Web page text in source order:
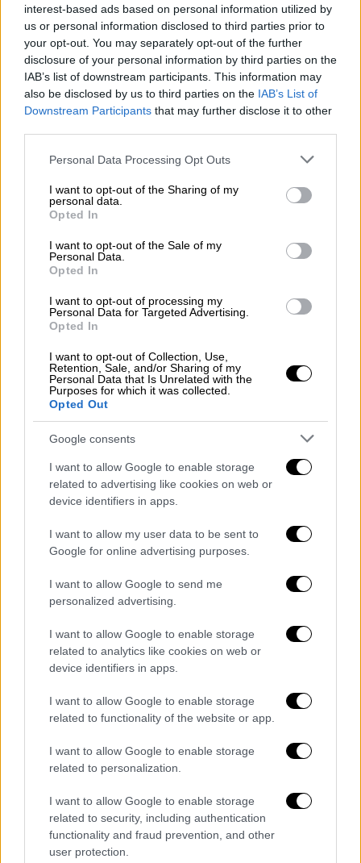
interest-based ads based on personal information utilized by
us or personal information disclosed to third parties prior to
your opt-out. You may separately opt-out of the further
disclosure of your personal information by third parties on the
IAB’s list of downstream participants. This information may
also be disclosed by us to third parties on the IAB’s List of
Downstream Participants that may further disclose it to other
Please note that this website/app uses one or more Google
not limited to your visit or usage behaviour. You may click to
grant or deny consent to Google and its third-party tags to
use your data for below specified purposes in below Google
consent section.
Personal Data Processing Opt Outs
I want to opt-out of the Sharing of my
personal data.
Opted In
I want to opt-out of the Sale of my
Personal Data.
Opted In
I want to opt-out of processing my
Personal Data for Targeted Advertising.
Opted In
I want to opt-out of Collection, Use,
Retention, Sale, and/or Sharing of my
Personal Data that Is Unrelated with the
Purposes for which it was collected.
Opted Out
Google consents
I want to allow Google to enable storage
related to advertising like cookies on web or
device identifiers in apps.
I want to allow my user data to be sent to
Google for online advertising purposes.
I want to allow Google to send me
personalized advertising.
I want to allow Google to enable storage
related to analytics like cookies on web or
device identifiers in apps.
I want to allow Google to enable storage
related to functionality of the website or app.
I want to allow Google to enable storage
related to personalization.
I want to allow Google to enable storage
related to security, including authentication
functionality and fraud prevention, and other
user protection.
Σύμφωνα με την ΕΛΑΣ τα διαβατήρια
εντόπισεαργά το βράδυ της Παρασκευής
εργαζόμενοςστην καθαριότητα του Δήμου
Αθηναίων και στην συνέχεια ειδοποίησε την
Άμεση Δράση.
ΔΙΑΒΑΣΤΕ ΕΠΙΣΗΣ
Ελλάδα|03.06.2023 20:31
Προφυλακίστηκαν οι
για διακίνηση μεταναστών στον Έβρο
- Απολογούνταν πάνω από 9 ώρες
Συνολικά βρέθηκαν80 από τα 81
που είχαν κλαπεί.
Υπενθυμίζεται ότι έχει συλληφθεί για την
υπόθεση ένας54χρονος
αλλοδαπός, που
ήταν αυτός που αφαίρεσε τις δύο τσάντες
με τα διαβατήρια, ενώ όπως προέκυψε από
την έρευνα στην συνέχεια
σε κατάστημα στον Άγιο
Παντελεήμονα.
Συνεχίζονται από το Τμήμα Δίωξης
Εγκλημάτων κατά Ιδιοκτησίας της
για τον εντοπισμό των άλλων δύο
αλλοδαπών.
ΟΛΕΣ ΟΙ ΕΙΔΗΣΕΙΣ
Ενωτικός εμφανίστηκε στον πρώτο του
λόγο ως 13ος πρόεδρος της Τουρκίας ο
Ερντογάν - Δεν παρέλειψε την αναφορά
Νέα υπόθεση ασέλγειας κατά ανηλίκου -
81χρονος στη Θεσσαλονίκη χτυπούσε
και κακοποιούσε 14χρονη